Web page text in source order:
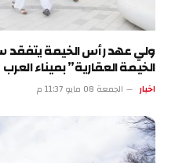
ولي عهد رأس الخيمة
الخيمة العقارية” بميناء العرب
اخبار الجمعة 08 مايو 11:37 م